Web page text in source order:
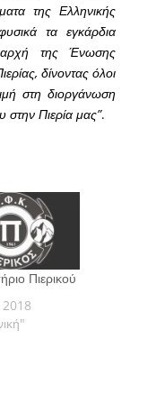
της Ελληνικής
τα εγκάρδια
αρχή της Ένωσης
δίνοντας όλοι
στη διοργάνωση
Πιερία μας”.
Πιερικού